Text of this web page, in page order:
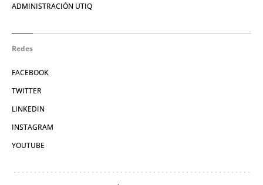
ADMINISTRACIÓN UTIQ
Redes
FACEBOOK
TWITTER
LINKEDIN
INSTAGRAM
YOUTUBE